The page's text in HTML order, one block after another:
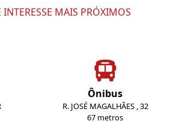
MAIS PRÓXIMOS
Ônibus
R. JOSÉ MAGALHÃES , 32
67 metros